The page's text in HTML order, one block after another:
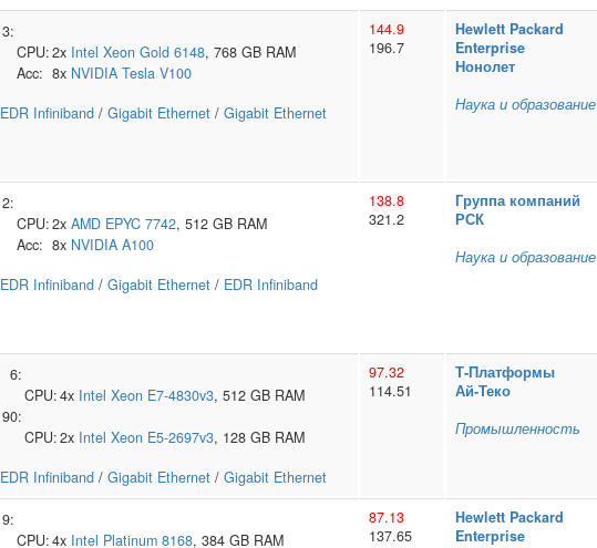
3:
CPU:2x Intel Xeon Gold 6148, 768 GB RAM
Acc: 8x NVIDIA Tesla V100
EDR Infiniband / Gigabit Ethernet / Gigabit Ethernet
144.9
196.7
Hewlett Packard
Enterprise
Нонолет
Наука и образование
2:
CPU:2x AMD EPYC 7742, 512 GB RAM
Acc: 8x NVIDIA A100
EDR Infiniband / Gigabit Ethernet / EDR Infiniband
138.8
321.2
Группа компаний
РСК
Наука и образование
6:
CPU:4x Intel Xeon E7-4830v3, 512 GB RAM
90:
CPU:2x Intel Xeon E5-2697v3, 128 GB RAM
EDR Infiniband / Gigabit Ethernet / Gigabit Ethernet
97.32
114.51
Т‑Платформы
Ай‑Теко
Промышленность
9:
CPU:4x Intel Platinum 8168, 384 GB RAM
87.13
137.65
Hewlett Packard
Enterprise